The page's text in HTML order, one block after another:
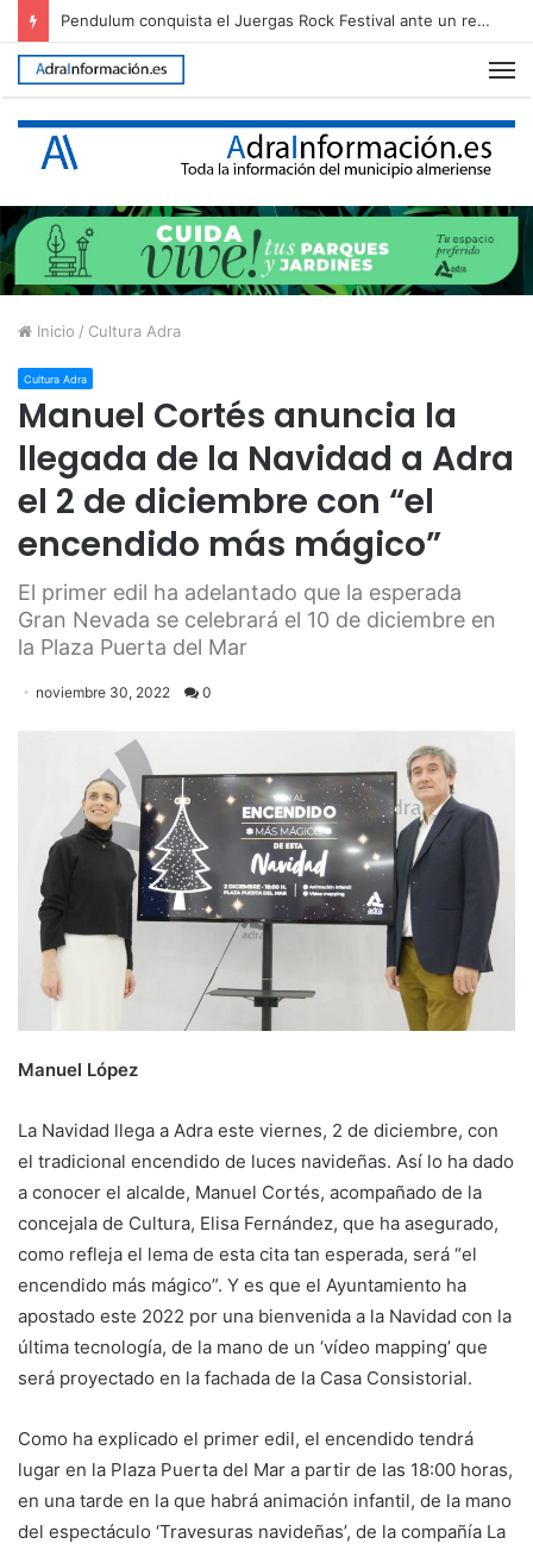
Pendulum conquista el Juergas Rock Festival ante un recinto abarrotado
Inicio / Cultura Adra
Cultura Adra
Manuel Cortés anuncia la
llegada de la Navidad a Adra
el 2 de diciembre con “el
encendido más mágico”
El primer edil ha adelantado que la esperada
Gran Nevada se celebrará el 10 de diciembre en
la Plaza Puerta del Mar
noviembre 30, 2022 0
Manuel López
La Navidad llega a Adra este viernes, 2 de diciembre, con
el tradicional encendido de luces navideñas. Así lo ha dado
a conocer el alcalde, Manuel Cortés, acompañado de la
concejala de Cultura, Elisa Fernández, que ha asegurado,
como refleja el lema de esta cita tan esperada, será “el
encendido más mágico”. Y es que el Ayuntamiento ha
apostado este 2022 por una bienvenida a la Navidad con la
última tecnología, de la mano de un ‘vídeo mapping’ que
será proyectado en la fachada de la Casa Consistorial.
Como ha explicado el primer edil, el encendido tendrá
lugar en la Plaza Puerta del Mar a partir de las 18:00 horas,
en una tarde en la que habrá animación infantil, de la mano
del espectáculo ‘Travesuras navideñas’, de la compañía La